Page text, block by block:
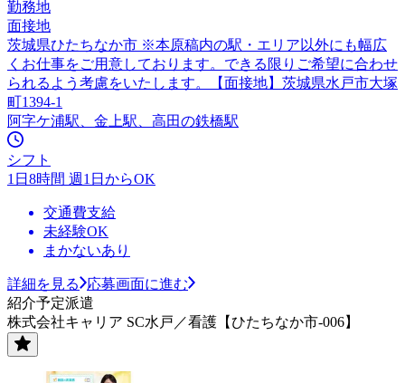
勤務地
面接地
茨城県ひたちなか市 ※本原稿内の駅・エリア以外にも幅広
くお仕事をご用意しております。できる限りご希望に合わせ
られるよう考慮をいたします。【面接地】茨城県水戸市大塚
町1394-1
阿字ケ浦駅、金上駅、高田の鉄橋駅
シフト
1日8時間 週1日からOK
交通費支給
未経験OK
まかないあり
詳細を見る
応募画面に進む
紹介予定派遣
株式会社キャリア SC水戸／看護【ひたちなか市-006】